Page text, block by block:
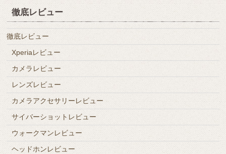
徹底レビュー
徹底レビュー
Xperiaレビュー
カメラレビュー
レンズレビュー
カメラアクセサリーレビュー
サイバーショットレビュー
ウォークマンレビュー
ヘッドホンレビュー